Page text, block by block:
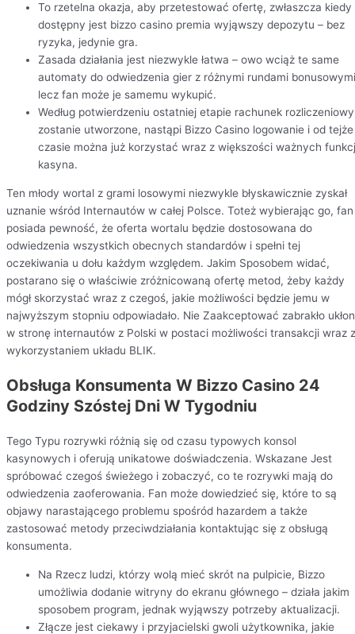
To rzetelna okazja, aby przetestować ofertę, zwłaszcza kiedy
dostępny jest bizzo casino premia wyjąwszy depozytu – bez
ryzyka, jedynie gra.
Zasada działania jest niezwykle łatwa – owo wciąż te same
automaty do odwiedzenia gier z różnymi rundami
lecz fan może je samemu wykupić.
Według potwierdzeniu ostatniej etapie rachunek rozliczeniowy
zostanie utworzone, nastąpi Bizzo Casino logowanie i od tejże
czasie można już korzystać wraz z większości ważnych
kasyna.
Ten młody wortal z grami losowymi niezwykle błyskawicznie zyskał
uznanie wśród Internautów w całej Polsce. Toteż wybierając go, fan
posiada pewność, że oferta wortalu będzie dostosowana do
odwiedzenia wszystkich obecnych standardów i spełni tej
oczekiwania u dołu każdym względem. Jakim Sposobem widać,
postarano się o właściwie zróżnicowaną ofertę metod, żeby każdy
mógł skorzystać wraz z czegoś, jakie możliwości będzie jemu w
najwyższym stopniu odpowiadało. Nie Zaakceptować zabrakło
w stronę internautów z Polski w postaci możliwości transakcji wraz z
wykorzystaniem układu BLIK.
Obsługa Konsumenta W Bizzo Casino 24
Godziny Szóstej Dni W Tygodniu
Tego Typu rozrywki różnią się od czasu typowych konsol
kasynowych i oferują unikatowe doświadczenia. Wskazane Jest
spróbować czegoś świeżego i zobaczyć, co te rozrywki mają do
odwiedzenia zaoferowania. Fan może dowiedzieć się, które to są
objawy narastającego problemu spośród hazardem a także
zastosować metody przeciwdziałania kontaktując się z obsługą
konsumenta.
Na Rzecz ludzi, którzy wolą mieć skrót na pulpicie, Bizzo
umożliwia dodanie witryny do ekranu głównego – działa jakim
sposobem program, jednak wyjąwszy potrzeby aktualizacji.
Złącze jest ciekawy i przyjacielski gwoli użytkownika, jakie